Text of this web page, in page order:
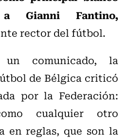
Gianni Fantino,
rector del fútbol.
comunicado, la
de Bélgica criticó
por la Federación:
cualquier otro
en reglas, que son la